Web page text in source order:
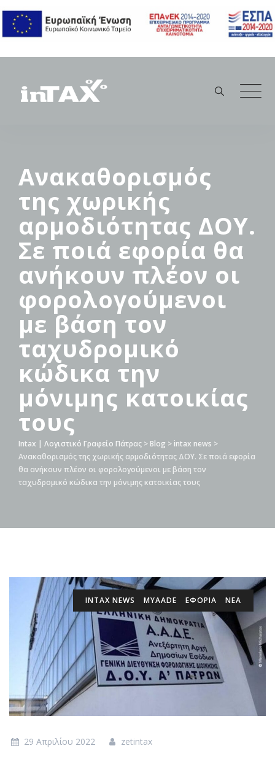
content
Ανακαθορισμός
της χωρικής
αρμοδιότητας ΔΟΥ.
Σε ποιά εφορία θα
ανήκουν πλέον οι
φορολογούμενοι
με βάση τον
ταχυδρομικό
κώδικα την
μόνιμης κατοικίας
τους
Intax | Λογιστικό Γραφείο Πάτρας > Blog > intax news >
Ανακαθορισμός της χωρικής αρμοδιότητας ΔΟΥ. Σε ποιά εφορία
θα ανήκουν πλέον οι φορολογούμενοι με βάση τον
ταχυδρομικό κώδικα την μόνιμης κατοικίας τους
INTAX NEWS MYAADE ΕΦΟΡΙΑ ΝΕΑ
29 Απριλίου 2022 zetintax